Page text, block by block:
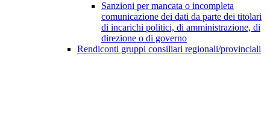
Sanzioni per mancata o incompleta
comunicazione dei dati da parte dei titolari
di incarichi politici, di amministrazione, di
direzione o di governo
Rendiconti gruppi consiliari regionali/provinciali